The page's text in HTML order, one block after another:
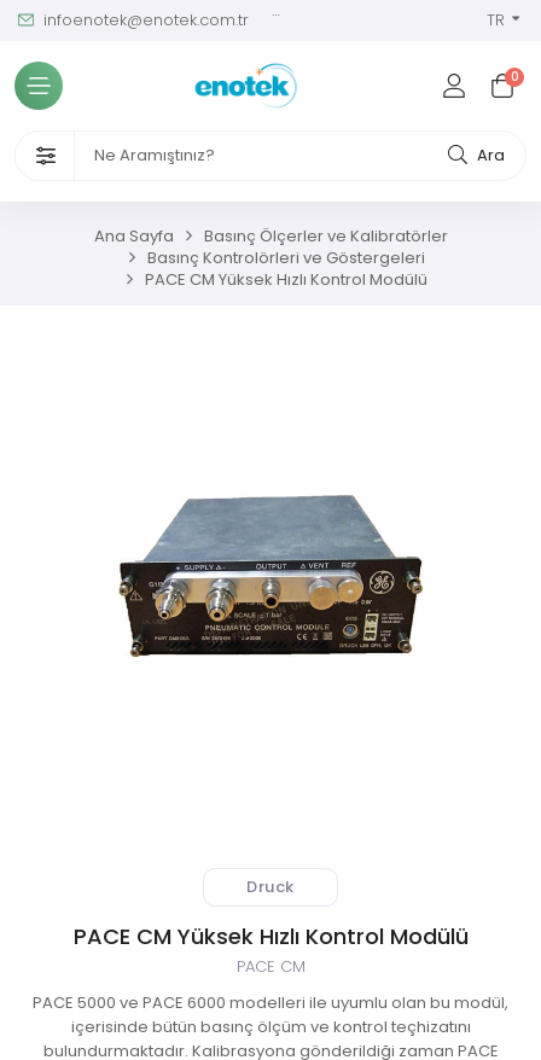
infoenotek@enotek.com.tr TR
0
Ara
Tüm Kategoriler
Kalibrasyon Masası
VE İŞÇİ SAĞLIĞI CİHAZLARI
Ölçerler ve Kalibratörler
Atıksu Numune Alma Cihazları
Online Sistemleri
Ana Sayfa
Basınç Ölçerler ve Kalibratörler
Basınç Kontrolörleri ve Göstergeleri
PACE CM Yüksek Hızlı Kontrol Modülü
Druck
PACE CM Yüksek Hızlı Kontrol Modülü
PACE CM
PACE 5000 ve PACE 6000 modelleri ile uyumlu olan bu modül,
içerisinde bütün basınç ölçüm ve kontrol teçhizatını
bulundurmaktadır. Kalibrasyona gönderildiği zaman PACE